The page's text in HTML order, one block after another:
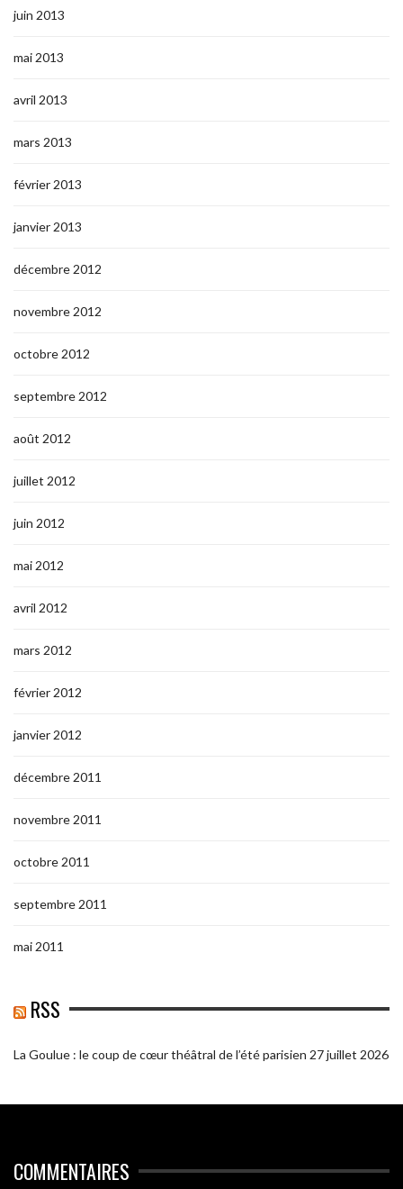
juin 2013
mai 2013
avril 2013
mars 2013
février 2013
janvier 2013
décembre 2012
novembre 2012
octobre 2012
septembre 2012
août 2012
juillet 2012
juin 2012
mai 2012
avril 2012
mars 2012
février 2012
janvier 2012
décembre 2011
novembre 2011
octobre 2011
septembre 2011
mai 2011
RSS
La Goulue : le coup de cœur théâtral de l’été parisien 27 juillet 2026
COMMENTAIRES